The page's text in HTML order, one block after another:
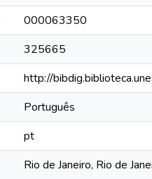
000063350
325665
http://
Português
pt
Rio de Janeiro, Rio de